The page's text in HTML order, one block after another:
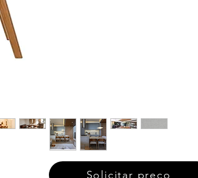
Solicitar preço